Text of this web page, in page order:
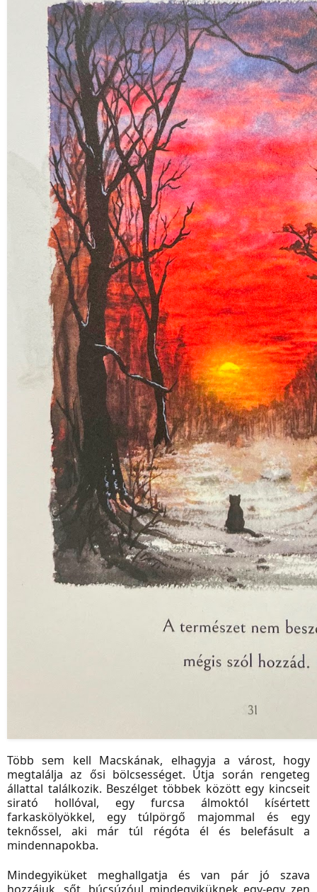
Több sem kell Macskának, elhagyja a várost, hogy
megtalálja az ősi bölcsességet. Útja során rengeteg
állattal találkozik. Beszélget többek között egy kincseit
sirató hollóval, egy furcsa álmoktól kísértett
farkaskölyökkel, egy túlpörgő majommal és egy
teknőssel, aki már túl régóta él és belefásult a
mindennapokba.
Mindegyiküket meghallgatja és van pár jó szava